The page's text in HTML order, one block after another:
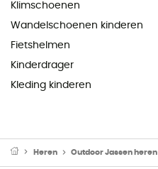
Klimschoenen
Wandelschoenen kinderen
Fietshelmen
Kinderdrager
Kleding kinderen
Heren Outdoor Jassen heren